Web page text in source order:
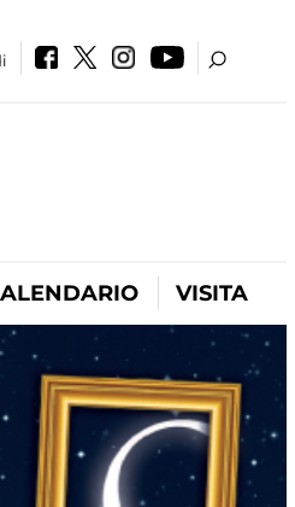
VISITA